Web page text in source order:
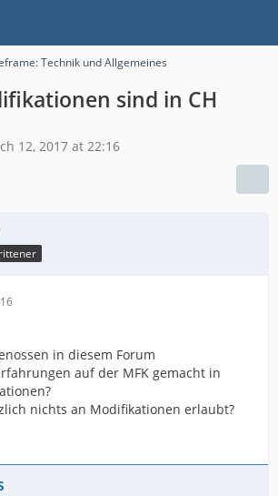
Technik und Allgemeines
sind in CH
12, 2017 at 22:16
in diesem Forum
auf der MFK gemacht in
nichts an Modifikationen erlaubt?